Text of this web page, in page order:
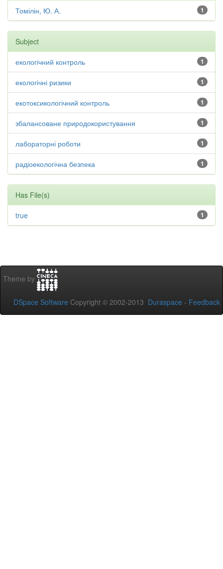
1
Томілін, Ю. А.
Subject
1
екологічний контроль
1
екологічні ризики
1
екотоксикологічний контроль
1
збалансоване природокористування
1
лабораторні роботи
1
радіоекологічна безпека
Has File(s)
1
true
Theme by
DSpace Software Copyright © 2002-2013 Duraspace - Feedback